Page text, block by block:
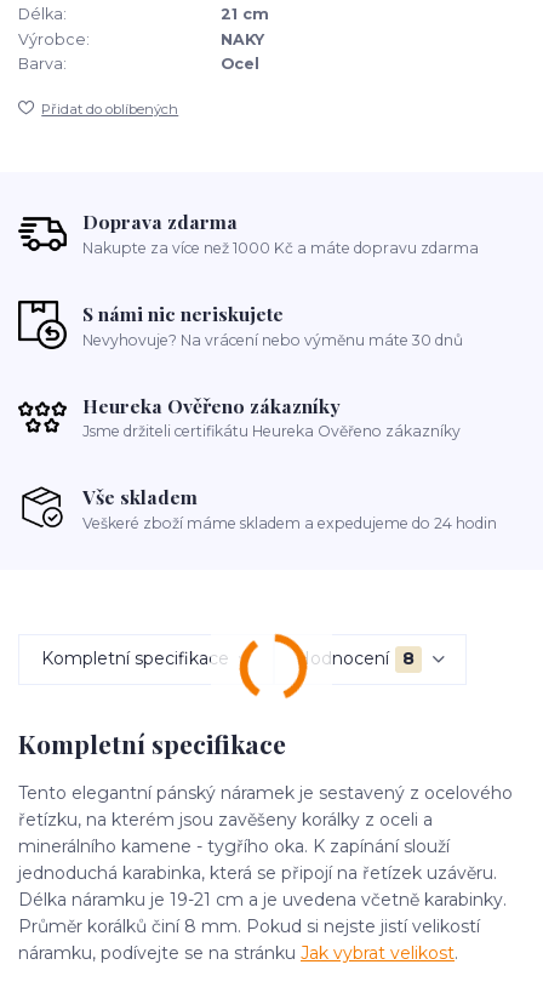
Délka:
21 cm
Výrobce:
NAKY
Barva:
Ocel
Přidat do oblíbených
Doprava zdarma
Nakupte za více než 1000 Kč a máte dopravu zdarma
S námi nic neriskujete
Nevyhovuje? Na vrácení nebo výměnu máte 30 dnů
Heureka Ověřeno zákazníky
Jsme držiteli certifikátu Heureka Ověřeno zákazníky
Vše skladem
Veškeré zboží máme skladem a expedujeme do 24 hodin
Kompletní specifikace Hodnocení 8
Kompletní specifikace
Tento elegantní pánský náramek je sestavený z ocelového
řetízku, na kterém jsou zavěšeny korálky z oceli a
minerálního kamene - tygřího oka. K zapínání slouží
jednoduchá karabinka, která se připojí na řetízek uzávěru.
Délka náramku je 19-21 cm a je uvedena včetně karabinky.
Průměr korálků činí 8 mm. Pokud si nejste jistí velikostí
náramku, podívejte se na stránku Jak vybrat velikost.